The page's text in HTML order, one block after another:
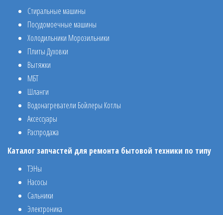
Стиральные машины
Посудомоечные машины
Холодильники Морозильники
Плиты Духовки
Вытяжки
МБТ
Шланги
Водонагреватели Бойлеры Котлы
Аксессуары
Распродажа
Каталог запчастей для ремонта бытовой техники по типу
ТЭНы
Насосы
Сальники
Электроника